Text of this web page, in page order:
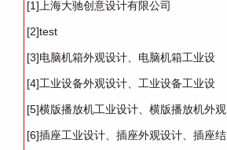
[1]上海大驰创意设计有限公司
[2]test
[3]电脑机箱外观设计、电脑机箱工业设
计、电脑机箱结构设计
[4]工业设备外观设计、工业设备工业设
计、设备外观设计、设备设计
[5]横版播放机工业设计、横版播放机外观
设计、横版播放机产品设计
[6]插座工业设计、插座外观设计、插座结